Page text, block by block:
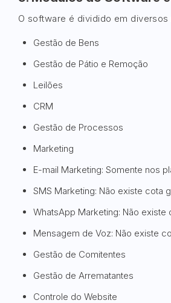
O software é dividido em
Gestão de Bens
Gestão de Pátio e Remoção
Leilões
CRM
Gestão de Processos
Marketing
E-mail Marketing: Somente nos
SMS Marketing: Não existe cota
WhatsApp Marketing: Não
Mensagem de Voz: Não existe
Gestão de Comitentes
Gestão de Arrematantes
Controle do Website